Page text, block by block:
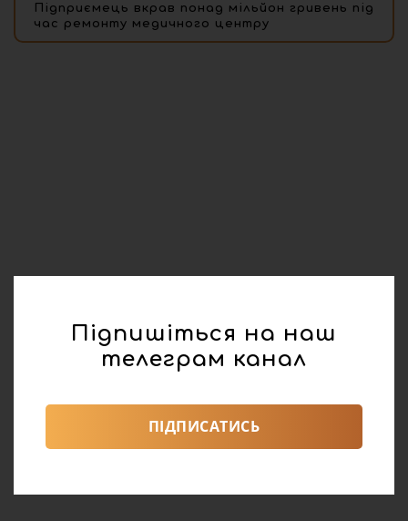
Підприємець вкрав понад мільйон гривень під
час ремонту медичного центру
Підпишіться на наш
телеграм канал
ПІДПИСАТИСЬ